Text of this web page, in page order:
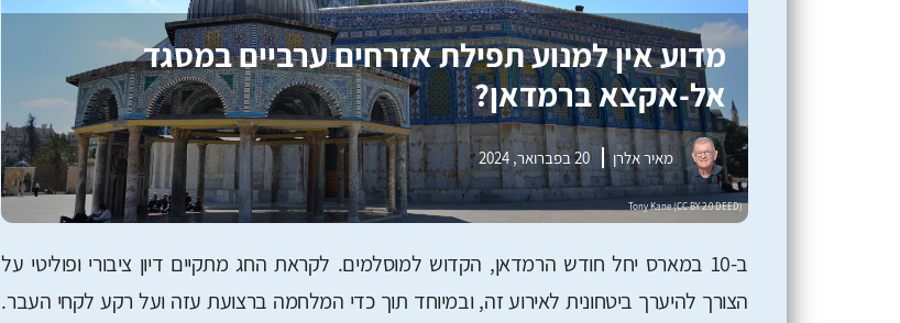
מדוע אין למנוע תפילת אזרחים ערביים במסגד
אל-אקצא ברמדאן?
מאיר אלרן 20 בפברואר, 2024
ב-10 במארס יחל חודש הרמדאן, הקדוש למוסלמים. לקראת החג מתקיים דיון ציבורי ופוליטי על
הצורך להיערך ביטחונית לאירוע זה, ובמיוחד תוך כדי המלחמה ברצועת עזה ועל רקע לקחי העבר.